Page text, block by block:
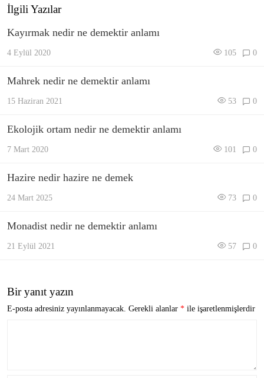
İlgili Yazılar
Kayırmak nedir ne demektir anlamı
4 Eylül 2020 105 0
Mahrek nedir ne demektir anlamı
15 Haziran 2021 53 0
Ekolojik ortam nedir ne demektir anlamı
7 Mart 2020 101 0
Hazire nedir hazire ne demek
24 Mart 2025 73 0
Monadist nedir ne demektir anlamı
21 Eylül 2021 57 0
Bir yanıt yazın
E-posta adresiniz yayınlanmayacak. Gerekli alanlar * ile işaretlenmişlerdir